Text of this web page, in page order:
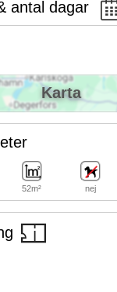
antal dagar
52m² nej
Karta